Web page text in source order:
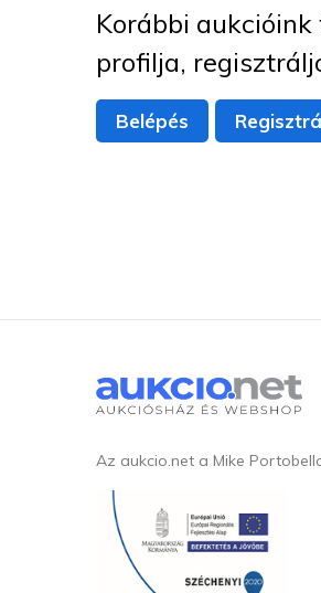
Korábbi
profilja,
Belépés
Az aukcio.net a Mike